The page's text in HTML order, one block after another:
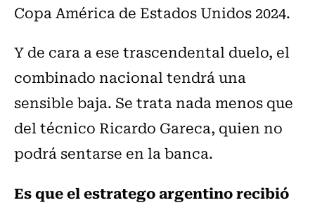
Copa América de Estados Unidos 2024.
Y de cara a ese trascendental duelo, el
combinado nacional tendrá una
sensible baja. Se trata nada menos que
del técnico Ricardo Gareca, quien no
podrá sentarse en la banca.
Es que el estratego argentino recibió